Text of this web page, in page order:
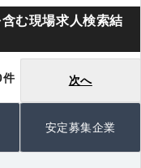
む現場求人検索結
件 次へ
安定募集企業